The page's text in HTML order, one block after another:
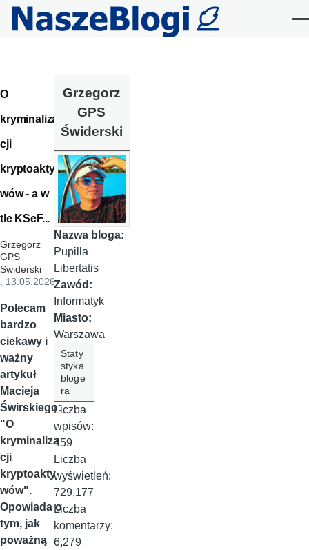
Przejdź do treści
O
kryminaliza
cji
kryptoakty
wów - a w
tle KSeF...
Grzegorz
GPS
Świderski
, 13.05.2026
Polecam
bardzo
ciekawy i
ważny
artykuł
Macieja
Świrskiego:
"O
kryminaliza
cji
kryptoakty
wów".
Opowiada o
tym, jak
poważną
Grzegorz
GPS
Świderski
Nazwa bloga:
Pupilla
Libertatis
Zawód:
Informatyk
Miasto:
Warszawa
Staty
styka
bloge
ra
Liczba
wpisów:
459
Liczba
wyświetleń:
729,177
Liczba
komentarzy:
6,279